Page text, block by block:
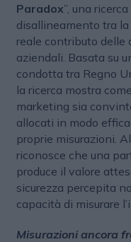
Paradox”, una
disallineamento tra
reale contributo
aziendali. Basata su
condotta tra Regno
la ricerca mostra
marketing sia
allocati in modo
proprie misurazioni.
riconosce che una
produce il valore
sicurezza percepita
capacità di misurare
Misurazioni ancora